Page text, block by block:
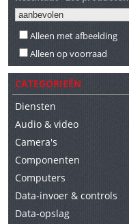
Alleen met afbeelding
Alleen op voorraad
CATEGORIEËN
Diensten
Audio & video
Camera's
Componenten
Computers
Data-invoer & controls
Data-opslag